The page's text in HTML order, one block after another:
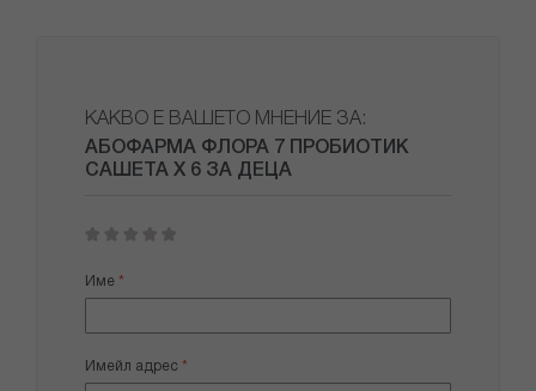
КАКВО Е ВАШЕТО МНЕНИЕ ЗА:
АБОФАРМА ФЛОРА 7 ПРОБИОТИК
САШЕТА X 6 ЗА ДЕЦА
star
stars
stars
stars
stars
Име
Имейл адрес